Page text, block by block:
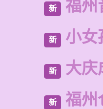
新 福州
新 小女
新 大庆
新 福州